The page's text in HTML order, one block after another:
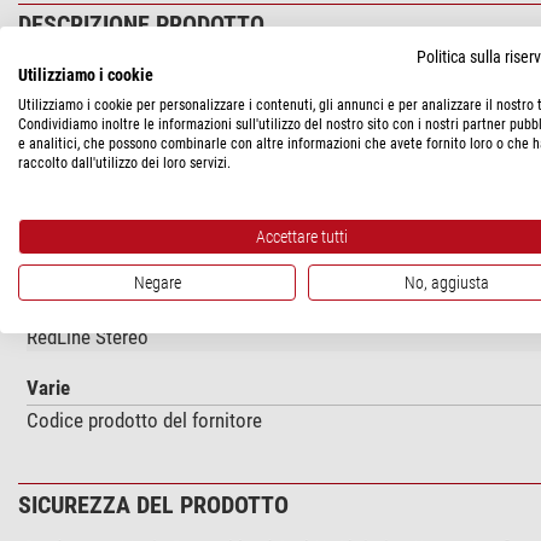
DESCRIZIONE PRODOTTO
reticolo, 140/14 mm, mirino, Ø 23 mm (SMZ-140)
Compatibile con le serie:S-10, S-20, ST-30, RED30, SMZ-140,
SPECIFICHE
Adatto per la serie
SMZ-140
RedLine Stereo
Varie
Codice prodotto del fornitore
SICUREZZA DEL PRODOTTO
Politica sulla
Utilizziamo i cookie
Utilizziamo i cookie per personalizzare i contenuti, gli annunci e per analizzare il nostro
Condividiamo inoltre le informazioni sull'utilizzo del nostro sito con i nostri partner
e analitici, che possono combinarle con altre informazioni che avete fornito loro o che
raccolto dall'utilizzo dei loro servizi.
Accettare tutti
Negare No, aggiusta